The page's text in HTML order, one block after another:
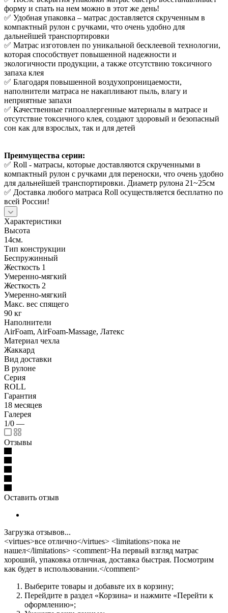
форму и спать на нем можно в этот же день!
✅ Удобная упаковка – матрас доставляется скрученным в
компактный рулон с ручками, что очень удобно для
дальнейшей транспортировки
✅ Матрас изготовлен по уникальной бесклеевой технологии,
которая способствует повышенной надежности и
экологичности продукции, а также отсутствию токсичного
запаха клея
✅ Благодаря повышенной воздухопроницаемости,
наполнители матраса не накапливают пыль, влагу и
неприятные запахи
✅ Качественные гипоаллергенные материалы в матрасе и
отсутствие токсичного клея, создают здоровый и безопасный
сон как для взрослых, так и для детей
Преимущества серии:
✅ Roll - матрасы, которые доставляются скрученными в
компактный рулон с ручками для переноски, что очень удобно
для дальнейшей транспортировки. Диаметр рулона 21~25см
✅ Доставка любого матраса Roll осуществляется бесплатно по
всей России!
Характеристики
Высота
14см.
Тип конструкции
Беспружинный
Жесткость 1
Умеренно-мягкий
Жесткость 2
Умеренно-мягкий
Макс. вес спящего
90 кг
Наполнители
AirFoam, AirFoam-Massage, Латекс
Материал чехла
Жаккард
Вид доставки
В рулоне
Серия
ROLL
Гарантия
18 месяцев
Галерея
1/0 —
Отзывы
Оставить отзыв
Загрузка отзывов...
<virtues>все отлично</virtues> <limitations>пока не
нашел</limitations> <comment>На первый взгляд матрас
хороший, упаковка отличная, доставка быстрая. Посмотрим
как будет в использовании.</comment>
Выберите товары и добавьте их в корзину;
Перейдите в раздел «Корзина» и нажмите «Перейти к
оформлению»;